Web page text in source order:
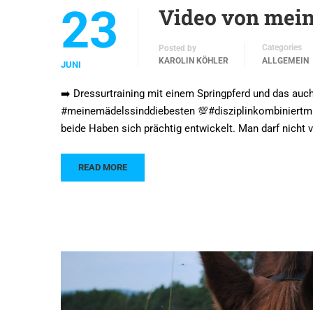
23
JUNI
Video von
Posted by
KAROLIN KÖHLER
Categories
ALLGEMEIN
➡️ Dressurtraining mit einem Springpferd und das
#meinemädelssinddiebesten
beide Haben sich prächtig entwickelt. Man darf nicht
READ MORE